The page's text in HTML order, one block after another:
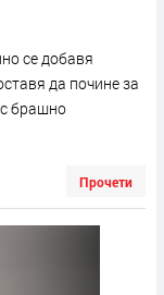
се добавя
да почине за
брашно
Прочети